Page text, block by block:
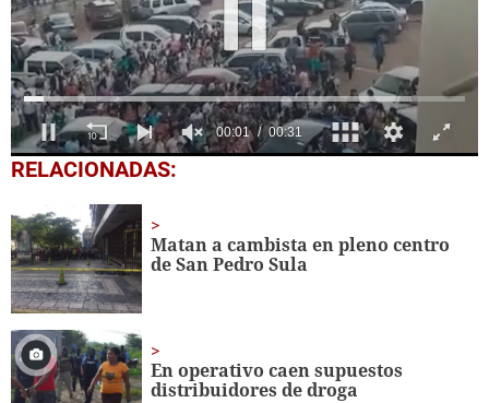
0
seconds
31
seconds
RELACIONADAS:
Matan a cambista en pleno centro
de San Pedro Sula
En operativo caen supuestos
distribuidores de droga